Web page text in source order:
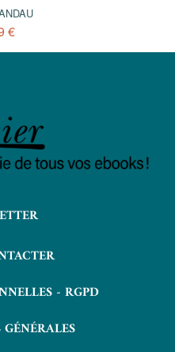
€
- RGPD